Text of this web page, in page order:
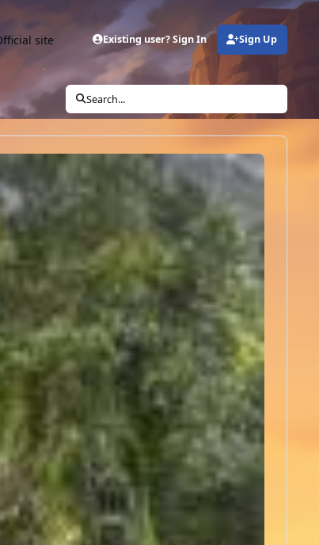
site Existing user? Sign In Sign Up
Search...